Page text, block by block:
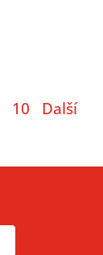
10 Další